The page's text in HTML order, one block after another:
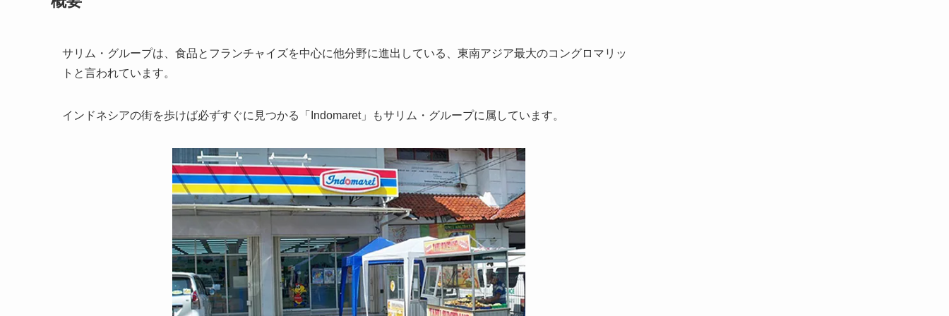
サリム・グループは、食品とフランチャイズを中心に他分野に進出している、東南アジア最大のコングロマリッ
トと言われています。
インドネシアの街を歩けば必ずすぐに見つかる「Indomaret」もサリム・グループに属しています。